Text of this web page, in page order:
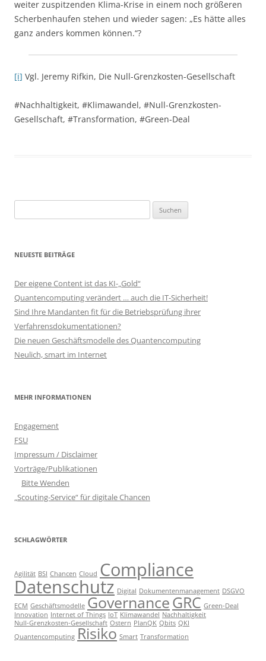
weiter zuspitzenden Klima-Krise in einem noch größeren
Scherbenhaufen stehen und wieder sagen: „Es hätte alles
ganz anders kommen können.“?
[i] Vgl. Jeremy Rifkin, Die Null-Grenzkosten-Gesellschaft
#Nachhaltigkeit, #Klimawandel, #Null-Grenzkosten-
Gesellschaft, #Transformation, #Green-Deal
nach:
NEUESTE BEITRÄGE
Der eigene Content ist das KI-„Gold“
Quantencomputing verändert … auch die IT-Sicherheit!
Sind Ihre Mandanten fit für die Betriebsprüfung ihrer
Verfahrensdokumentationen?
Die neuen Geschäftsmodelle des Quantencomputing
Neulich, smart im Internet
MEHR INFORMATIONEN
Engagement
FSU
Impressum / Disclaimer
Vorträge/Publikationen
Bitte Wenden
„Scouting-Service“ für digitale Chancen
SCHLAGWÖRTER
Agilität BSI Chancen Cloud Compliance
Datenschutz Digital Dokumentenmanagement DSGVO
ECM Geschäftsmodelle GovernanceGRC Green-Deal
Innovation Internet of Things IoT Klimawandel Nachhaltigkeit
Null-Grenzkosten-Gesellschaft Ostern PlanQK Qbits QKI
Quantencomputing Risiko Smart Transformation